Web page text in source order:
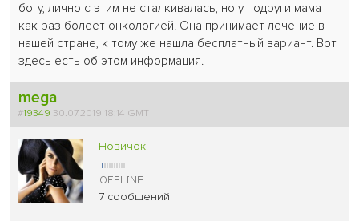
богу, лично с этим не сталкивалась, но у подруги мама
как раз болеет онкологией. Она принимает лечение в
нашей стране, к тому же нашла бесплатный вариант. Вот
здесь есть об этом информация.
mega
#19349 30.07.2019 18:14 GMT
Новичок
7 сообщений